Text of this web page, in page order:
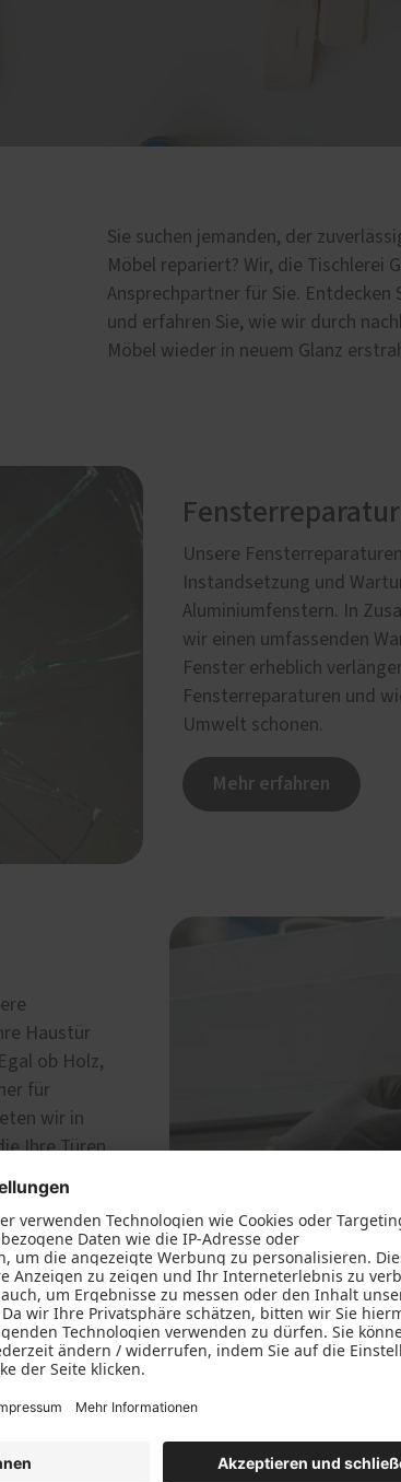
Sie suchen jemanden, der
Möbel repariert? Wir, die Tischlerei
Ansprechpartner für Sie.
und erfahren Sie, wie wir durch
Möbel wieder in neuem Glanz
Unsere
Instandsetzung und
Aluminiumfenstern. In
wir einen umfassenden
Fenster erheblich
Fensterreparaturen und
Umwelt schonen.
Mehr erfahren
Haustür
ob Holz,
für
wir in
Ihre Türen
Ob antike Schränke,